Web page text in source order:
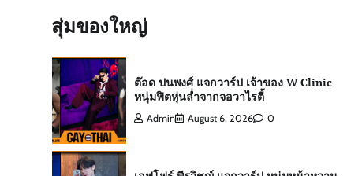
สุ่มของใหญ่
เอฟโฟร์ พีรวิชญ์ แจกวาร์ป หนุ่มหน้าหวาน
สายวายเลือดอุตรดิตถ์
August 6, 2026